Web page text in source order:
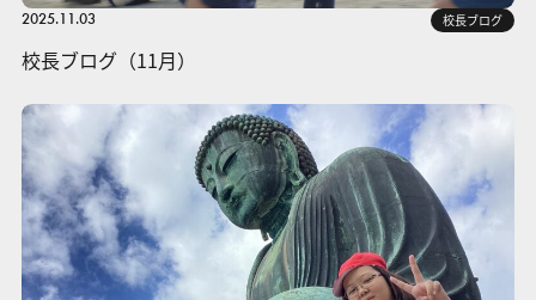
2025.11.03 校長ブログ
校長ブログ（11月）